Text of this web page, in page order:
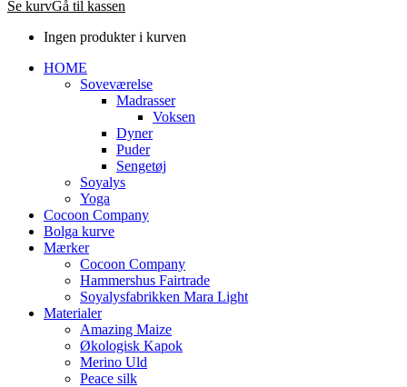
Se kurvGå til kassen
Ingen produkter i kurven
HOME
Soveværelse
Madrasser
Voksen
Dyner
Puder
Sengetøj
Soyalys
Yoga
Cocoon Company
Bolga kurve
Mærker
Cocoon Company
Hammershus Fairtrade
Soyalysfabrikken Mara Light
Materialer
Amazing Maize
Økologisk Kapok
Merino Uld
Peace silk